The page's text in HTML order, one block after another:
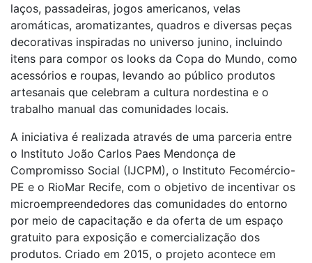
laços, passadeiras, jogos americanos, velas
aromáticas, aromatizantes, quadros e diversas peças
decorativas inspiradas no universo junino, incluindo
itens para compor os looks da Copa do Mundo, como
acessórios e roupas, levando ao público produtos
artesanais que celebram a cultura nordestina e o
trabalho manual das comunidades locais.
A iniciativa é realizada através de uma parceria entre
o Instituto João Carlos Paes Mendonça de
Compromisso Social (IJCPM), o Instituto Fecomércio-
PE e o RioMar Recife, com o objetivo de incentivar os
microempreendedores das comunidades do entorno
por meio de capacitação e da oferta de um espaço
gratuito para exposição e comercialização dos
produtos. Criado em 2015, o projeto acontece em